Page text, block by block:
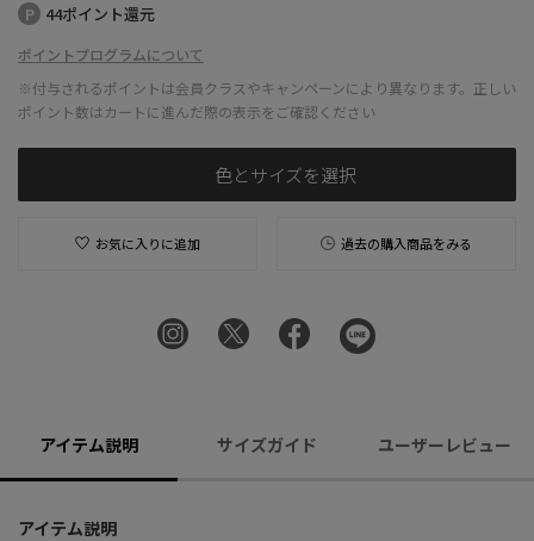
44ポイント還元
ポイントプログラムについて
※付与されるポイントは会員クラスやキャンペーンにより異なります。正しい
ポイント数はカートに進んだ際の表示をご確認ください
色とサイズを選択
お気に入りに追加 過去の購入商品をみる
アイテム説明 サイズガイド ユーザーレビュー
アイテム説明